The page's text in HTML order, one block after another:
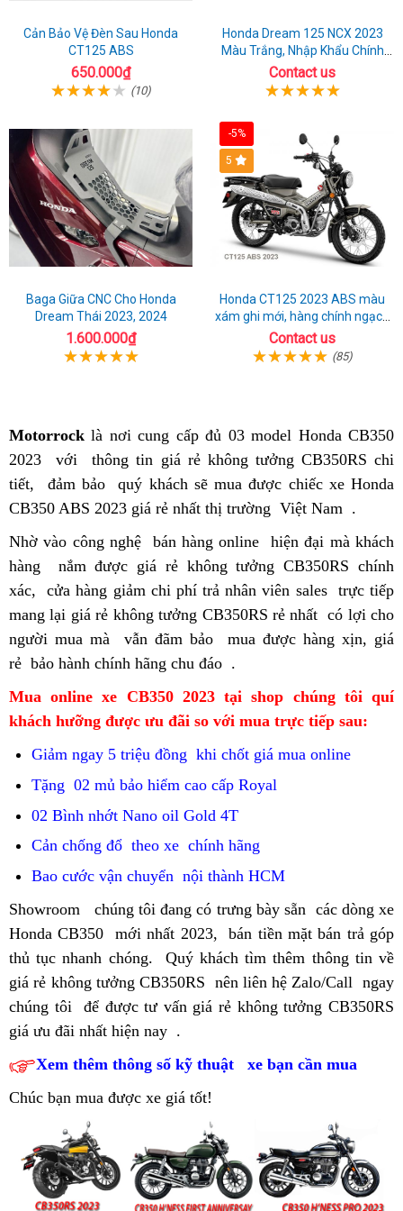
Cản Bảo Vệ Đèn Sau Honda
CT125 ABS
650.000₫
(10)
Honda Dream 125 NCX 2023
Màu Trắng, Nhập Khẩu Chính
Hãng
Contact us
Baga Giữa CNC Cho Honda
Dream Thái 2023, 2024
1.600.000₫
-5%
5
Honda CT125 2023 ABS màu
xám ghi mới, hàng chính ngạch
giá tốt nhất thị trường
Contact us
(85)
Motorrock giá
giảm
đụng
sàn
CB350RS
mới
là nơi cung cấp đủ 03 model Honda CB350
2023
Hàn
Quốc
với
siêu
rẻ
giá
CB350RS
2023
thông tin giá rẻ không tưởng CB350RS chi
tiết,
dễ
chạy
thế
ngồi
thoải
mái
đảm bảo
bán
CB350RS
giá
sàn
quý khách sẽ mua được chiếc xe Honda
CB350 ABS 2023 giá rẻ nhất thị trường giá
cần
bán
CB350RS
2023
Việt Nam có
đăng
ký
kiểm
định
chất
.
Nhờ vào công nghệ
siêu
rẻ
giá
CB350RS
2023
bán hàng online
giá
gốc
hiện đại mà khách
hàng
giá
giảm
đụng
sàn
CB350RS
mới
nắm được giá rẻ không tưởng CB350RS chính
xác,
khuyến
mãi
cửa hàng giảm chi phí trả nhân viên sales bán
CB350RS
giá
sàn
trực tiếp
mang lại giá rẻ không tưởng CB350RS rẻ nhất bảo
hành
nhanh?
có lợi cho
người mua mà
nhập
khẩu
Mỹ
vẫn đãm bảo
siêu
rẻ
giá
CB350RS
mua được hàng xịn, giá
rẻ giá
bán
2023
bảo hành chính hãng chu đáo độc
đáo
nhất
nay
.
Mua onlinebán
CB350RS
giá
sàn
xe CB350 2023 tại shop nhập
Thái
chúng tôi quí
khách hưỡng được ưu đãi giá
giảm
sàn
CB350RS
mới
so với mua trực tiếp sau:
Giảm ngay 5 triệu đồng thanh
lý
khi chốt giá mua online
Tặng giá
cần
CB350RS
2023
02 mủ bảo hiểm cao cấp Royal
02 Bình nhớt Nano oil Gold 4T
hành
nhanh?
Cản chống đổ siêu
rẻ
CB350RS
2023
theo xe chống
ngập
cao
chính hãng
Bao cước vận chuyển giá
bán
CB350RS
2023
nội thành HCM
Showroom
siêu
rẻ
giá
CB350RS
2023
chúng tôi đang có trưng bày sẵn chất
lượng
các dòng xe
Honda CB350
siêu
rẻ
giá
CB350RS
2023
mới nhất 2023,
tư
vấn
bán tiền mặt bán trả góp
thủ tục nhanh chóng.
giá
giảm
đụng
sàn
CB350RS
Quý khách tìm thêm thông tin về
giá rẻ không tưởng CB350RS có
nên
nên liên hệ Zalo/Call giá
giảm
ngay
chúng tôi
đã
qua
sử
để được tư vấn giá rẻ không tưởng CB350RS
giá ưu đãi nhất hiện nay giá
cần
CB350RS
2023
.
Xem thêm thông số kỹ thuật
siêu
2023
xe bạn cần mua
Chúc bạn mua được xe giá tốt!